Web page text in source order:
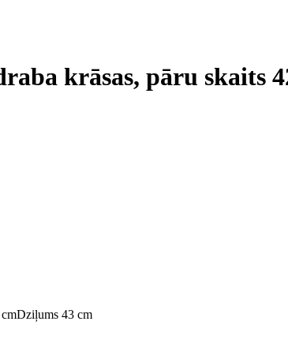
krāsas, pāru skaits
Dziļums 43 cm